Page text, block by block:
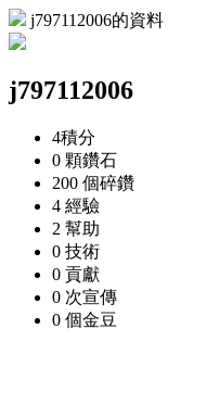
j797112006的資料
j797112006
4積分
0 顆鑽石
200 個碎鑽
4 經驗
2 幫助
0 技術
0 貢獻
0 次宣傳
0 個金豆